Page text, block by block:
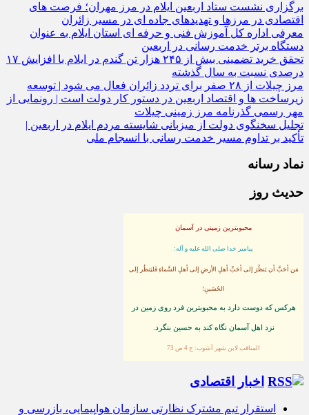
برای ۳ میلیون مسافر در مسیر مهران
برگزاری نشست ستاد اربعین ایلام در مرز مهران؛ فرصت‌ های
اقتصادی در مرزها و تهدیدهای جاده‌ ای در مسیر زائران
معرفی اداره کل آموزش فنی و حرفه‌ ای استان ایلام به‌ عنوان
دستگاه برتر خدمت‌ رسانی در اربعین
درصدی نسبت به سال گذشته
مرز چیلات از ۲۸ صفر برای تردد زائران فعال می‌ شود | توسعه
زیرساخت‌ ها و اقتصاد اربعین در دستور کار دولت است | رونمایی از
مهر رسمی گذرنامه مرز زمینی چیلات
تجلیل سخنگوی دولت از میزبانی شایسته مردم ایلام در اربعین |
اخبار اقتصادی